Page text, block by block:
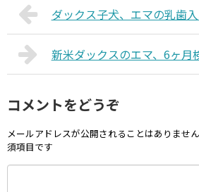
ダックス子犬、エマの乳歯
新米ダックスのエマ、6ヶ月
コメントをどうぞ
メールアドレスが公開されることはありません
須項目です